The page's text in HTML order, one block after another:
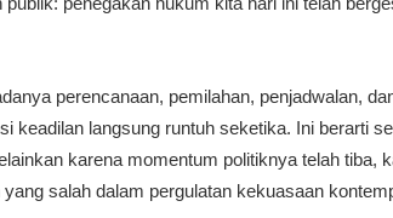
perencanaan, pemilahan, penjadwalan,
keadilan langsung runtuh seketika. Ini berarti
karena momentum politiknya telah tiba,
salah dalam pergulatan kekuasaan